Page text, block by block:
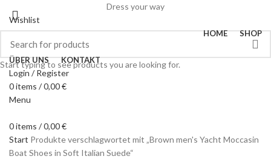
Dress your way
Wishlist
HOME SHOP
ÜBER UNS KONTAKT
Login / Register
0items /0,00€
Menu
0items /0,00€
Start Produkte verschlagwortet mit „Brown men's Yacht Moccasin
Boat Shoes in Soft Italian Suede“
Start typing to see products you are looking for.